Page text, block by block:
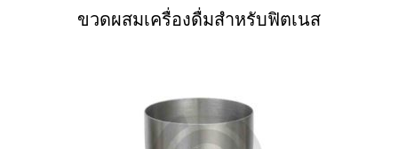
ขวดผสมเครื่องดื่มสำหรับฟิตเนส